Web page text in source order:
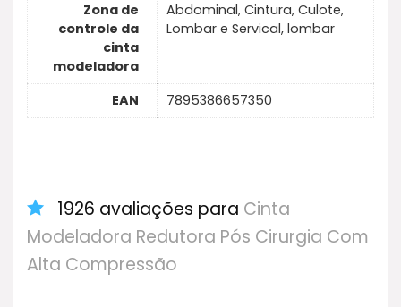
Zona de
controle da
cinta
modeladora
Abdominal, Cintura, Culote,
Lombar e Servical, lombar
EAN 7895386657350
1926 avaliações para Cinta
Modeladora Redutora Pós Cirurgia Com
Alta Compressão